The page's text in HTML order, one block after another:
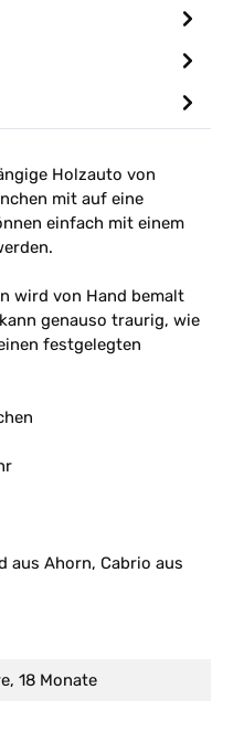
Holzauto von
mit auf eine
einfach mit einem
wird von Hand bemalt
genauso traurig, wie
festgelegten
aus Ahorn, Cabrio aus
18 Monate